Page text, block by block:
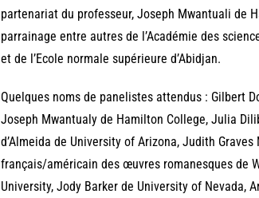
partenariat du professeur, Joseph Mwantuali de
parrainage entre autres de l’Académie des
et de l’Ecole normale supérieure d’Abidjan.
Quelques noms de panelistes attendus : Gilbert
Joseph Mwantualy de Hamilton College, Julia
d’Almeida de University of Arizona, Judith
français/américain des œuvres romanesques de
University, Jody Barker de University of Nevada,